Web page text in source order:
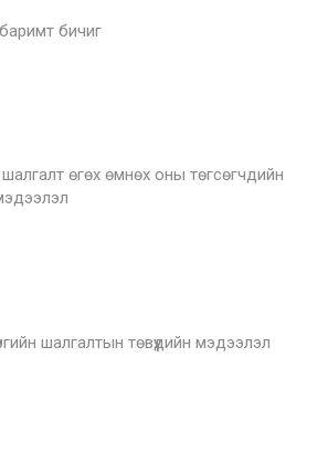
баримт бичиг
өгөх өмнөх оны төгсөгчдийн
шалгалтын төвүүдийн мэдээлэл